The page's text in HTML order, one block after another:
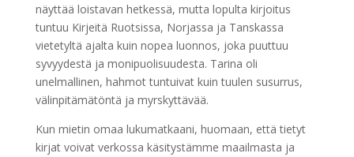
näyttää loistavan hetkessä, mutta lopulta kirjoitus
tuntuu Kirjeitä Ruotsissa, Norjassa ja Tanskassa
vietetyltä ajalta kuin nopea luonnos, joka puuttuu
syvyydestä ja monipuolisuudesta. Tarina oli
unelmallinen, hahmot tuntuivat kuin tuulen susurrus,
välinpitämätöntä ja myrskyttävää.
Kun mietin omaa lukumatkaani, huomaan, että tietyt
kirjat voivat verkossa käsitystämme maailmasta ja